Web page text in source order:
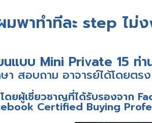
มพาทำทีละ step ไม่
นแบบ Mini Private 15 ท่า
า สอบถาม อาจารย์ได้โดยตรง
ดยผู้เชี่ยวชาญที่ได้รับรองจาก
Certified Buying